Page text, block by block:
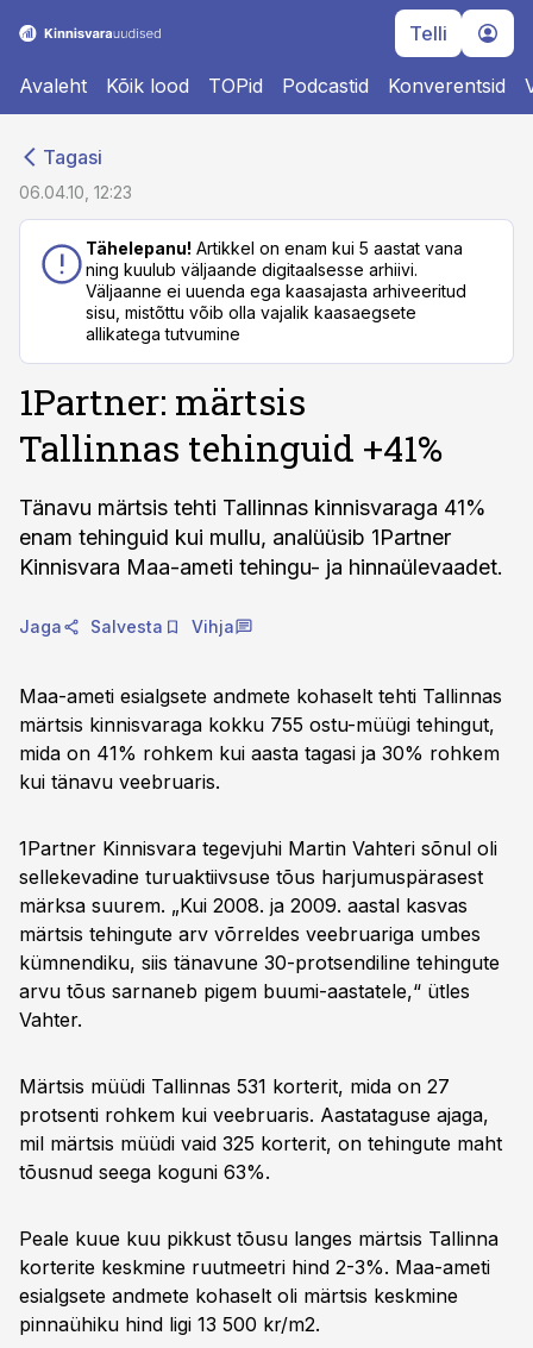
Telli
Avaleht Kõik lood TOPid Podcastid Konverentsid
Tagasi
06.04.10, 12:23
Tähelepanu! Artikkel on enam kui 5 aastat vana
ning kuulub väljaande digitaalsesse arhiivi.
Väljaanne ei uuenda ega kaasajasta arhiveeritud
sisu, mistõttu võib olla vajalik kaasaegsete
allikatega tutvumine
1Partner: märtsis
Tallinnas tehinguid +41%
Tänavu märtsis tehti Tallinnas kinnisvaraga 41%
enam tehinguid kui mullu, analüüsib 1Partner
Kinnisvara Maa-ameti tehingu- ja hinnaülevaadet.
Jaga Salvesta Vihja
Maa-ameti esialgsete andmete kohaselt tehti Tallinnas
märtsis kinnisvaraga kokku 755 ostu-müügi tehingut,
mida on 41% rohkem kui aasta tagasi ja 30% rohkem
kui tänavu veebruaris.
1Partner Kinnisvara tegevjuhi Martin Vahteri sõnul oli
sellekevadine turuaktiivsuse tõus harjumuspärasest
märksa suurem. „Kui 2008. ja 2009. aastal kasvas
märtsis tehingute arv võrreldes veebruariga umbes
kümnendiku, siis tänavune 30-protsendiline tehingute
arvu tõus sarnaneb pigem buumi-aastatele,“ ütles
Vahter.
Märtsis müüdi Tallinnas 531 korterit, mida on 27
protsenti rohkem kui veebruaris. Aastataguse ajaga,
mil märtsis müüdi vaid 325 korterit, on tehingute maht
tõusnud seega koguni 63%.
Peale kuue kuu pikkust tõusu langes märtsis Tallinna
korterite keskmine ruutmeetri hind 2-3%. Maa-ameti
esialgsete andmete kohaselt oli märtsis keskmine
pinnaühiku hind ligi 13 500 kr/m2.